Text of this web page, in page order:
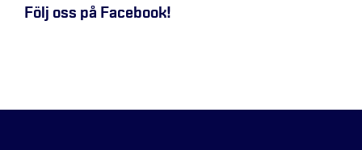
Följ oss på Facebook!